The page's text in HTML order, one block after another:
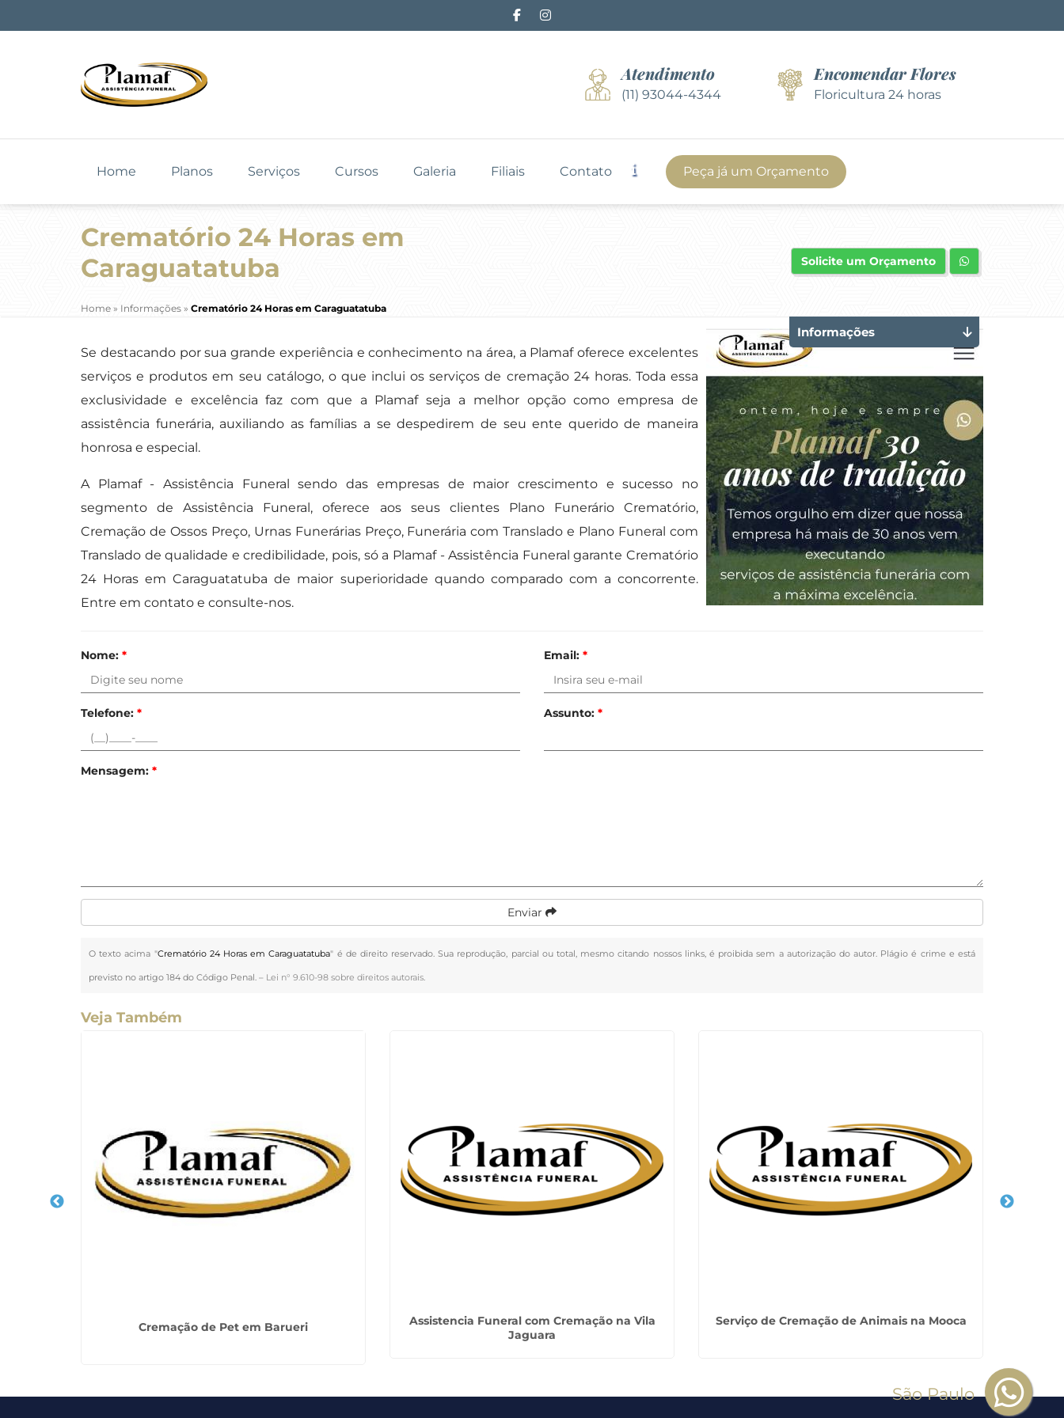
Atendimento
(11) 93044-4344
Encomendar Flores
Floricultura 24 horas
Home Planos Serviços Cursos Galeria Filiais Contato Peça já um Orçamento
Crematório 24 Horas em
Caraguatatuba
Home » Informações » Crematório 24 Horas em Caraguatatuba
Solicite um Orçamento
Se destacando por sua grande experiência e conhecimento na área, a Plamaf oferece excelentes
serviços e produtos em seu catálogo, o que inclui os serviços de cremação 24 horas. Toda essa
exclusividade e excelência faz com que a Plamaf seja a melhor opção como empresa de
assistência funerária, auxiliando as famílias a se despedirem de seu ente querido de maneira
honrosa e especial.
A Plamaf - Assistência Funeral sendo das empresas de maior crescimento e sucesso no
segmento de Assistência Funeral, oferece aos seus clientes Plano Funerário Crematório,
Cremação de Ossos Preço, Urnas Funerárias Preço, Funerária com Translado e Plano Funeral com
Translado de qualidade e credibilidade, pois, só a Plamaf - Assistência Funeral garante Crematório
24 Horas em Caraguatatuba de maior superioridade quando comparado com a concorrente.
Entre em contato e consulte-nos.
Nome: * Email: *
Telefone: * Assunto: *
Mensagem: *
Enviar
O texto acima "Crematório 24 Horas em Caraguatatuba" é de direito reservado. Sua reprodução, parcial ou total, mesmo citando nossos links, é proibida sem a autorização do autor. Plágio é crime e está
previsto no artigo 184 do Código Penal. – Lei n° 9.610-98 sobre direitos autorais.
Informações
Veja Também
Cremação de Pet em Barueri
Assistencia Funeral com Cremação na Vila
Jaguara
Serviço de Cremação de Animais na Mooca